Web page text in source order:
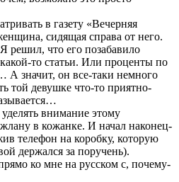
в газету «Вечерняя
сидящая справа от него.
решил, что его позабавило
то статьи. Или проценты по
значит, он все-таки немного
той девушке что-то приятно-
внимание этому
в кожанке. И начал наконец-
телефон на коробку, которую
держался за поручень).
ко мне на русском с, почему-